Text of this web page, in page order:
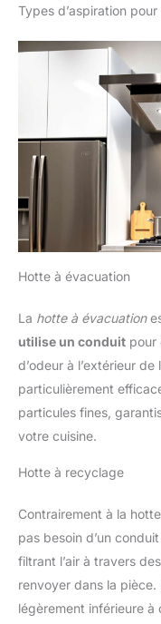
Types d’aspiration
Hotte à évacuation
La hotte à évacuation
utilise un conduit pour
d’odeur à l’extérieur
particulièrement
particules fines,
votre cuisine.
Hotte à recyclage
Contrairement à la
pas besoin d’un
filtrant l’air à travers
renvoyer dans la
légèrement inférieure à